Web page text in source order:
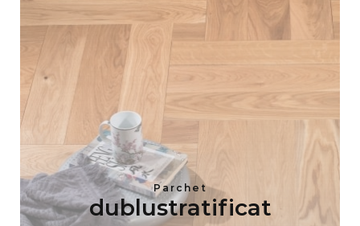
Parchet
dublustratificat